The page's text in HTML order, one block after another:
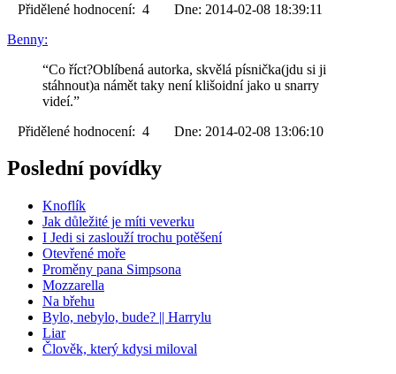
Přidělené hodnocení: 4 Dne: 2014-02-08 18:39:11
Benny:
“Co říct?Oblíbená autorka, skvělá písnička(jdu si ji
stáhnout)a námět taky není klišoidní jako u snarry
videí.”
Přidělené hodnocení: 4 Dne: 2014-02-08 13:06:10
Poslední povídky
Knoflík
Jak důležité je míti veverku
I Jedi si zaslouží trochu potěšení
Otevřené moře
Proměny pana Simpsona
Mozzarella
Na břehu
Bylo, nebylo, bude? || Harrylu
Liar
Člověk, který kdysi miloval